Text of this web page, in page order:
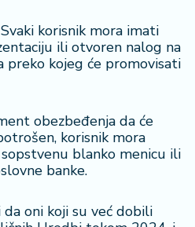
korisnik mora imati
ili otvoren nalog na
preko kojeg će promovisati
obezbeđenja da će
korisnik mora
blanko menicu ili
banke.
oni koji su već dobili